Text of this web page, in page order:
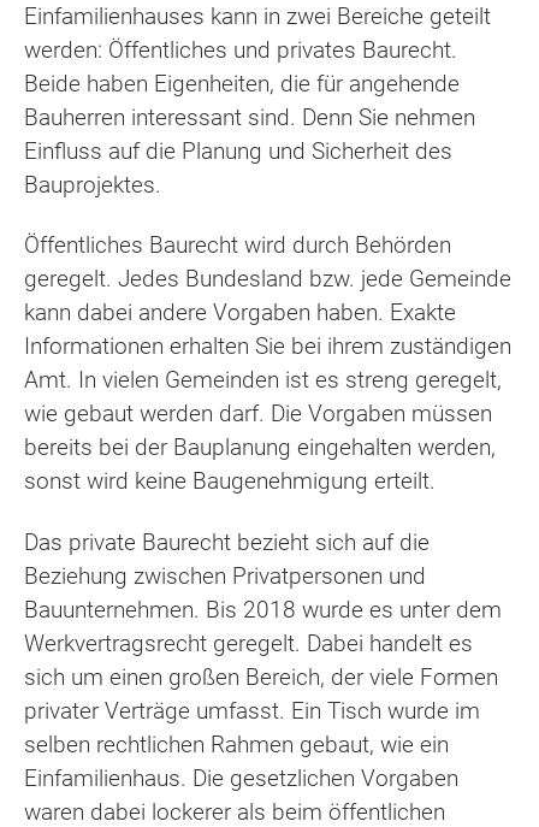
Einfamilienhauses kann in zwei Bereiche geteilt
werden: Öffentliches und privates Baurecht.
Beide haben Eigenheiten, die für angehende
Bauherren interessant sind. Denn Sie nehmen
Einfluss auf die Planung und Sicherheit des
Bauprojektes.
Öffentliches Baurecht wird durch Behörden
geregelt. Jedes Bundesland bzw. jede Gemeinde
kann dabei andere Vorgaben haben. Exakte
Informationen erhalten Sie bei ihrem zuständigen
Amt. In vielen Gemeinden ist es streng geregelt,
wie gebaut werden darf. Die Vorgaben müssen
bereits bei der Bauplanung eingehalten werden,
sonst wird keine Baugenehmigung erteilt.
Das private Baurecht bezieht sich auf die
Beziehung zwischen Privatpersonen und
Bauunternehmen. Bis 2018 wurde es unter dem
Werkvertragsrecht geregelt. Dabei handelt es
sich um einen großen Bereich, der viele Formen
privater Verträge umfasst. Ein Tisch wurde im
selben rechtlichen Rahmen gebaut, wie ein
Einfamilienhaus. Die gesetzlichen Vorgaben
waren dabei lockerer als beim öffentlichen